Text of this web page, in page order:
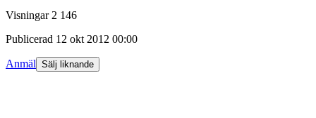
Visningar 2 146
Publicerad 12 okt 2012 00:00
Anmäl Sälj liknande